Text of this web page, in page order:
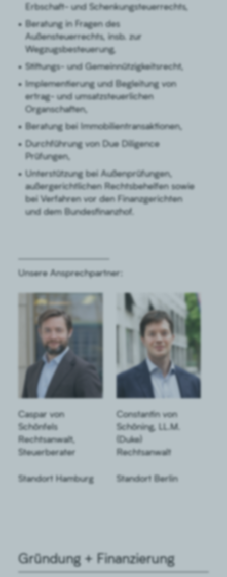
Erbschaft- und Schenkungsteuerrechts,
Beratung in Fragen des
Außensteuerrechts, insb. zur
Wegzugsbesteuerung,
Stiftungs- und Gemeinnützigkeitsrecht,
Implementierung und Begleitung von
ertrag- und umsatzsteuerlichen
Organschaften,
Beratung bei Immobilientransaktionen,
Durchführung von Due Diligence
Prüfungen,
Unterstützung bei Außenprüfungen,
außergerichtlichen Rechtsbehelfen sowie
bei Verfahren vor den Finanzgerichten
und dem Bundesfinanzhof.
Unsere Ansprechpartner:
Caspar von
Schönfels
Rechtsanwalt,
Steuerberater
Standort Hamburg
Constantin von
Schöning, LL.M.
(Duke)
Rechtsanwalt
Standort Berlin
Gründung + Finanzierung